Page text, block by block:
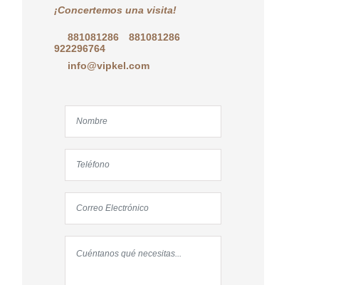
¡Concertemos una visita!
881081286
881081286
922296764
info@vipkel.com